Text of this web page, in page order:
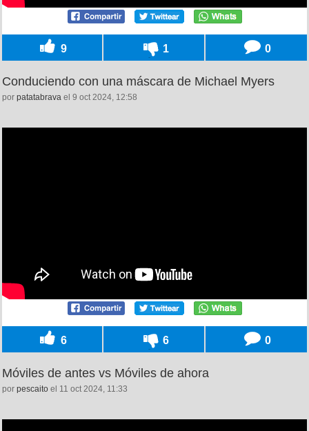
9 1 0
Conduciendo con una máscara de Michael Myers
por patatabrava el 9 oct 2024, 12:58
6 6 0
Móviles de antes vs Móviles de ahora
por pescaito el 11 oct 2024, 11:33